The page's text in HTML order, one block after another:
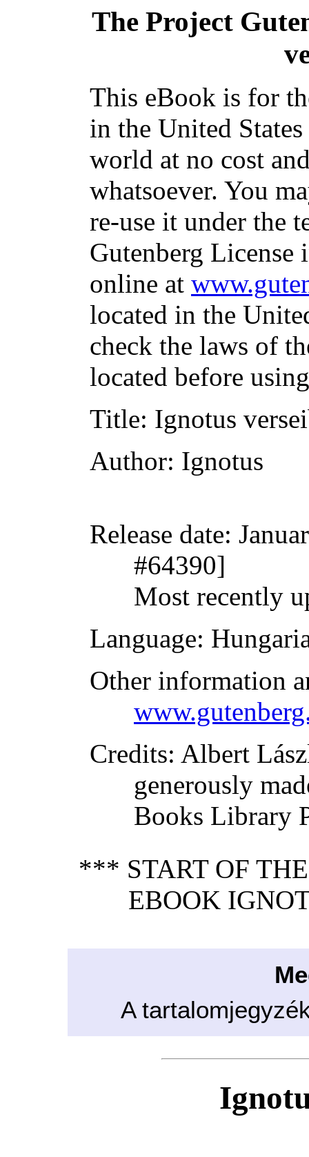
The Project
This eBook is for
in the United
world at no cost
whatsoever. You
re-use it under the
Gutenberg
online at
located in the
check the laws of
located before
Title: Ignotus
Author: Ignotus
Release date:
#64390]
Most recently
Language:
Other information
Credits: Albert
generously
Books Library
*** START OF
EBOOK
A